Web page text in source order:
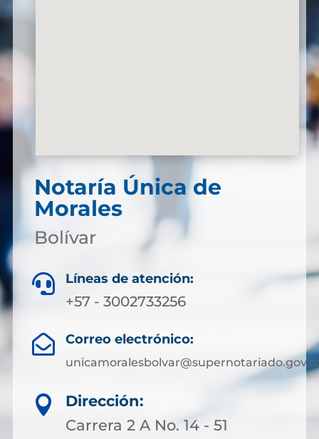
Notaría Única de
Morales
Bolívar
 Líneas de atención:
+57 - 3002733256
 Correo electrónico:

Dirección:
Carrera 2 A No. 14 - 51